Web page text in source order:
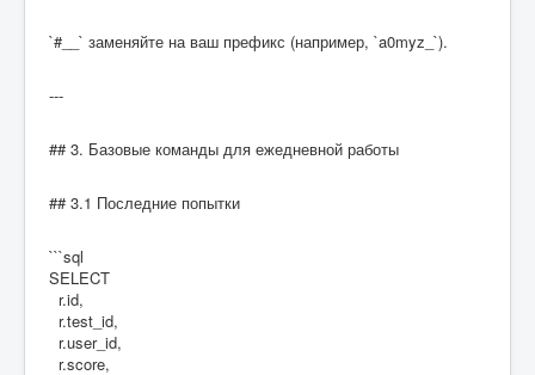
`#__` заменяйте на ваш префикс (например, `a0myz_`).
---
## 3. Базовые команды для ежедневной работы
## 3.1 Последние попытки
```sql
SELECT
r.id,
r.test_id,
r.user_id,
r.score,